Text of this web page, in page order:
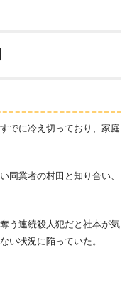
でに冷え切っており、家庭
同業者の村田と知り合い、
う連続殺人犯だと社本が気
い状況に陥っていた。